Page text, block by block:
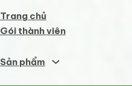
Trang chủ
Gói thành viên
Sản phẩm